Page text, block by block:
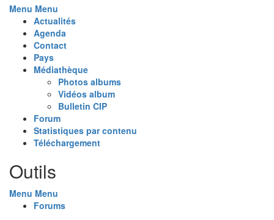
Menu Menu
Actualités
Agenda
Contact
Pays
Médiathèque
Photos albums
Vidéos album
Bulletin CIP
Forum
Statistiques par contenu
Téléchargement
Outils
Menu Menu
Forums